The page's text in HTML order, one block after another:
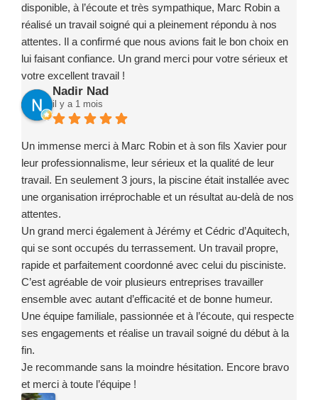
disponible, à l’écoute et très sympathique, Marc Robin a
réalisé un travail soigné qui a pleinement répondu à nos
attentes. Il a confirmé que nous avions fait le bon choix en
lui faisant confiance. Un grand merci pour votre sérieux et
votre excellent travail !
Nadir Nad
il y a 1 mois
Un immense merci à Marc Robin et à son fils Xavier pour
leur professionnalisme, leur sérieux et la qualité de leur
travail. En seulement 3 jours, la piscine était installée avec
une organisation irréprochable et un résultat au-delà de nos
attentes.
Un grand merci également à Jérémy et Cédric d’Aquitech,
qui se sont occupés du terrassement. Un travail propre,
rapide et parfaitement coordonné avec celui du pisciniste.
C’est agréable de voir plusieurs entreprises travailler
ensemble avec autant d’efficacité et de bonne humeur.
Une équipe familiale, passionnée et à l’écoute, qui respecte
ses engagements et réalise un travail soigné du début à la
fin.
Je recommande sans la moindre hésitation. Encore bravo
et merci à toute l’équipe !